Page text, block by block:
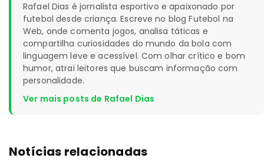
Rafael Dias é jornalista esportivo e apaixonado por
futebol desde criança. Escreve no blog Futebol na
Web, onde comenta jogos, analisa táticas e
compartilha curiosidades do mundo da bola com
linguagem leve e acessível. Com olhar crítico e bom
humor, atrai leitores que buscam informação com
personalidade.
Ver mais posts de Rafael Dias
Notícias relacionadas